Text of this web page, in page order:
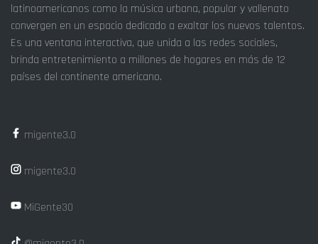
latinoamericanos como la música urbana, popular y vallenato
convergen en un espacio dedicado a exaltar los nuevos talentos.
Es una ventana interactiva, que unida a las redes sociales,
brinda entretenimiento a millones de hogares en más de 12
países del continente americano.
migente3.0
migente3.0
MiGente30